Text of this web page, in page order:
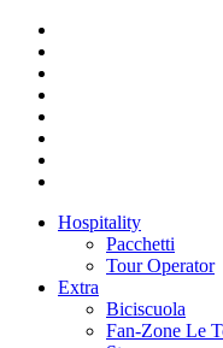
Hospitality
Pacchetti
Tour Operator
Extra
Biciscuola
Fan-Zone Le